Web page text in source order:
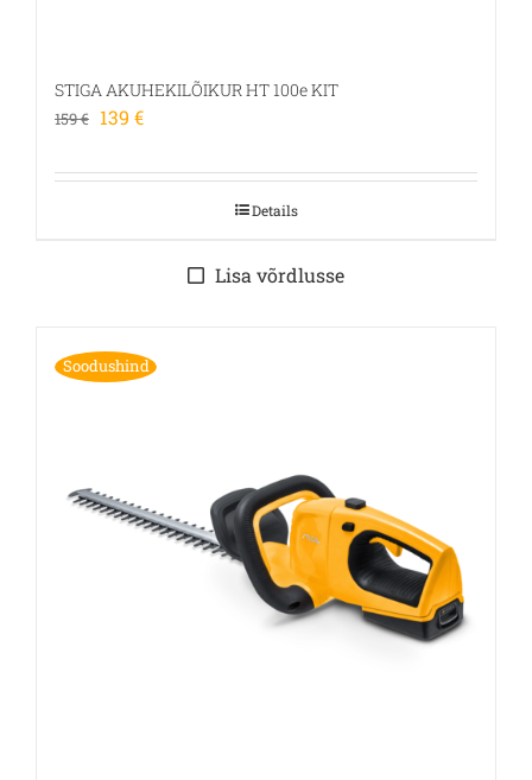
STIGA AKUHEKILÕIKUR HT 100e KIT
159€ Algne
oli:
139 €Praegune
on:
Details
Lisa võrdlusse
Soodushind